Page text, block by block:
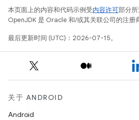
本页面上的内容和代码示例受内容许可部分
OpenJDK 是 Oracle 和/或其关联公司的注册
最后更新时间 (UTC)：2026-07-15。
关于 ANDROID
Android